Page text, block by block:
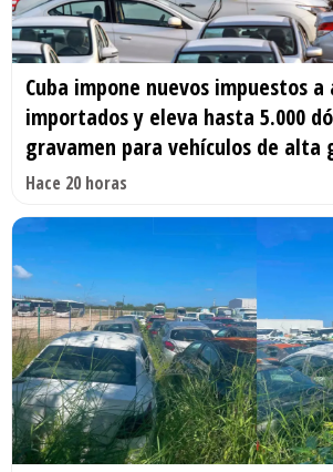
Cuba impone nuevos impuestos a
importados y eleva hasta 5.000
gravamen para vehículos de alta
Hace 20 horas